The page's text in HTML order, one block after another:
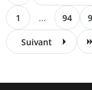
1 ... 94
Suivant